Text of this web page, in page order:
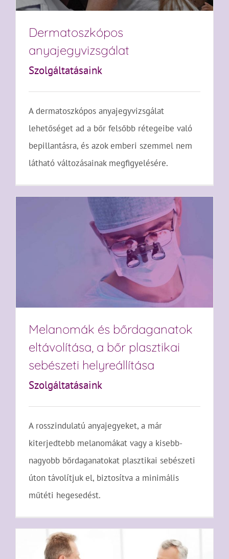
Dermatoszkópos
anyajegyvizsgálat
Szolgáltatásaink
A dermatoszkópos anyajegyvizsgálat
lehetőséget ad a bőr felsőbb rétegeibe való
bepillantásra, és azok emberi szemmel nem
látható változásainak megfigyelésére.
Melanomák és bőrdaganatok
eltávolítása, a bőr plasztikai
sebészeti helyreállítása
Szolgáltatásaink
A rosszindulatú anyajegyeket, a már
kiterjedtebb melanomákat vagy a kisebb-
nagyobb bőrdaganatokat plasztikai sebészeti
úton távolítjuk el, biztosítva a minimális
műtéti hegesedést.